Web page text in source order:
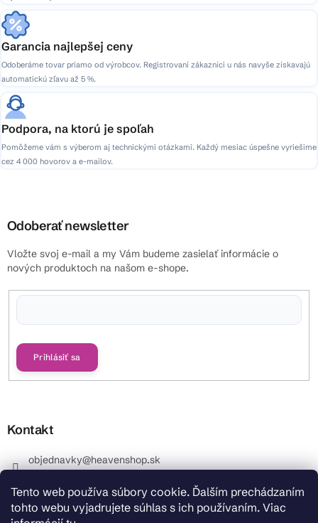
Tento web používa súbory cookie. Ďalším prechádzaním
tohto webu vyjadrujete súhlas s ich používaním. Viac
Garancia najlepšej ceny
Odoberáme tovar priamo od výrobcov. Registrovaní zákazníci u nás navyše získavajú
automatickú zľavu až 5 %.
Podpora, na ktorú je spoľah
Pomôžeme vám s výberom aj technickými otázkami. Každý mesiac úspešne vyriešime
cez 4 000 hovorov a e-mailov.
Odoberať newsletter
Vložte svoj e-mail a my Vám budeme zasielať informácie o
nových produktoch na našom e-shope.
Prihlásiť sa
Kontakt
objednavky@heavenshop.sk
_Info objednávky : +421 914 399 399 Pracovné dni od
8.00 hod. do 12.00 . REKLAMÁCIE : +421 914 399 399